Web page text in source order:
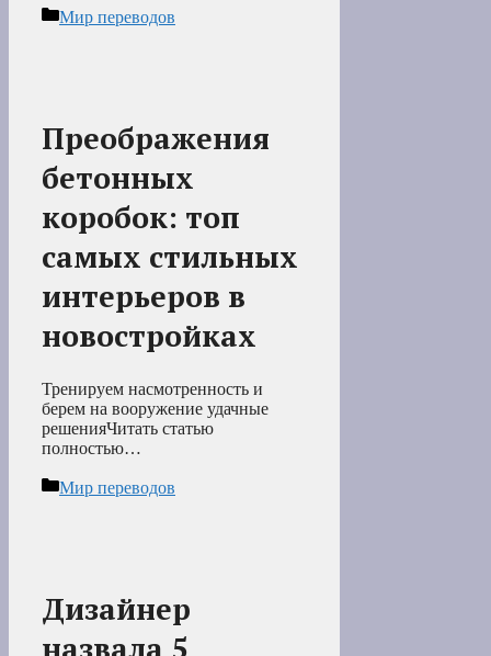
Рубрики
Мир переводов
Преображения
бетонных
коробок: топ
самых стильных
интерьеров в
новостройках
Тренируем насмотренность и
берем на вооружение удачные
решенияЧитать статью
полностью…
Рубрики
Мир переводов
Дизайнер
назвала 5